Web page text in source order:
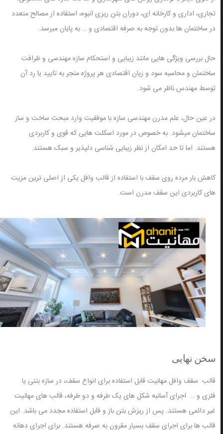
تجاری، اداری و کارخانه ای، دوران بتن ریزی انبوه، استفاده از مصالح متعدد
در ساختمان ها بدون توجه به صرفه اقتصادی و … به پایان میرسد.
حال بررسی ویژگی هایی مانند زیبایی و استحکام سازه مهندسی و ظرافت
ساختمان و محاسبه سود و زیان اقتصادی هر پروژه منجر به تایید یا رد آن
توسط مهندس ناظر می شود.
در عین حال، علم مدرن مهندسی سازه با موفقیت وارد مبحث ساخت و ساز
ساختمان میشود. به خصوص در مورد اسکلت هایی که قوی و کاربردی
هستند. اما تا حد امکان از نظر زیبایی شناسی دلپذیر و سبک هستند.
کاهش بار مرده روی سقف با استفاده از قالب وافل یکی از اصلی ترین مزیت
های کاربردی این سقف مدرن است.
سخن نهایی
قالب سقف وافل مهانیت قابل استفاده برای انواع سقف، در سازه بتنی یا
فلزی و … اجرای آسانبه شکل های یک طرفه و دو طرفه، قالب های مهانیت
غیر دائمی هستند. پس از ریزش بتن باز و قابل استفاده مجدد می باشد. این
قالب ها برای اجرای سقف بسیار مقرون به صرفه هستند. برای اجرای دهانه